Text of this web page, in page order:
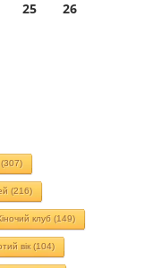
25
26
(216)
клуб (149)
вік(104)